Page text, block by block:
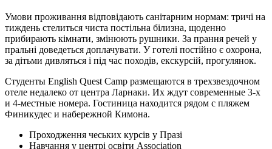
Умови проживання відповідають санітарним нормам: тричі на
тиждень стелиться чиста постільна білизна, щоденно
прибирають кімнати, змінюють рушники. За прання речей у
пральні доведеться доплачувати. У готелі постійно є охорона,
за дітьми дивляться і під час походів, екскурсій, прогулянок.
Студенты English Quest Camp размещаются в трехзвездочном
отеле недалеко от центра Ларнаки. Их ждут современные 3-х
и 4-местные номера. Гостиница находится рядом с пляжем
Финикудес и набережной Кимона.
Проходження чеських курсів у Празі
Навчання у центрі освіти Association